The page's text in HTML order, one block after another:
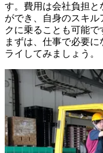
す。費用は会社負担と
ができ、自身のスキ
クに乗ることも可能で
まずは、仕事で必要
ライしてみましょう。